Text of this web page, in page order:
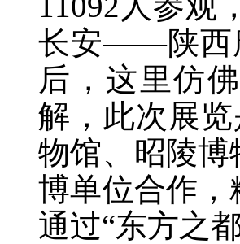
长安——陕西
后，这里仿
解，此次展
物馆、昭陵
博单位合作，
通过“东方之